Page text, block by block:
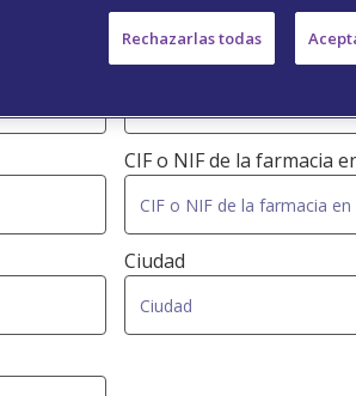
Apellidos
CIF o NIF de la farmacia
Ciudad
Rechazarlas todas